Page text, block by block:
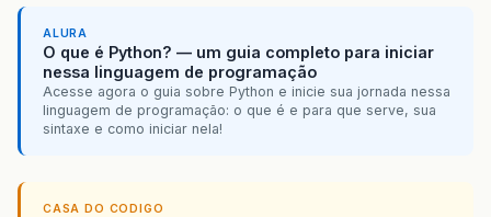
ALURA
O que é Python? — um guia completo para iniciar
nessa linguagem de programação
Acesse agora o guia sobre Python e inicie sua jornada nessa
linguagem de programação: o que é e para que serve, sua
sintaxe e como iniciar nela!
CASA DO CODIGO